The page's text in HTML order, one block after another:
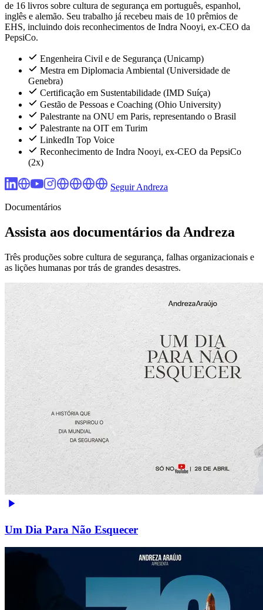
de 16 livros sobre cultura de segurança em português, espanhol,
inglês e alemão. Seu trabalho já recebeu mais de 10 prêmios de
EHS, incluindo dois reconhecimentos de Indra Nooyi, ex-CEO da
PepsiCo.
Engenheira Civil e de Segurança (Unicamp)
Mestra em Diplomacia Ambiental (Universidade de
Genebra)
Certificação em Sustentabilidade (IMD Suíça)
Gestão de Pessoas e Coaching (Ohio University)
Palestrante na ONU em Paris, representando o Brasil
Palestrante na OIT em Turim
LinkedIn Top Voice
Reconhecimento de Indra Nooyi, ex-CEO da PepsiCo
(2x)
Seguir Andreza
Documentários
Assista aos documentários da Andreza
Três produções sobre cultura de segurança, falhas organizacionais e
as lições humanas por trás de grandes desastres.
Um Dia Para Não Esquecer